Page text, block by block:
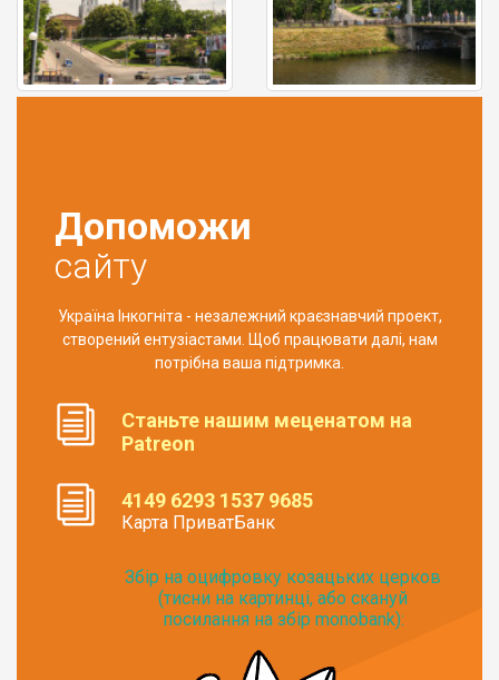
Допоможи
сайту
Україна Інкогніта - незалежний краєзнавчий проект,
створений ентузіастами. Щоб працювати далі, нам
потрібна ваша підтримка.
Станьте нашим меценатом на
Patreon
4149 6293 1537 9685
Карта ПриватБанк
Збір на оцифровку козацьких церков
(тисни на картинці, або скануй
посилання на збір monobank):